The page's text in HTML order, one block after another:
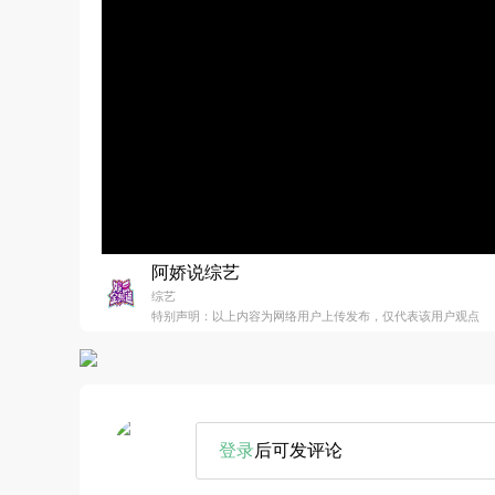
阿娇说综艺
综艺
特别声明：以上内容为网络用户上传发布，仅代表该用户观点
登录后可发评论